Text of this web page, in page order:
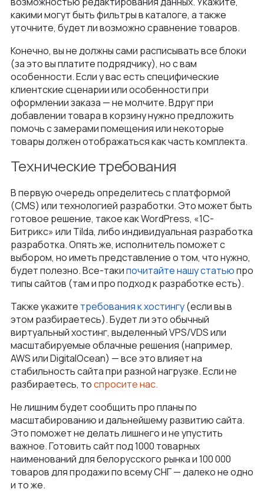
какими могут быть фильтры в каталоге, а также
уточните, будет ли возможно сравнение товаров.
Конечно, вы не должны сами расписывать все блоки
(за это вы платите подрядчику), но с вам
особенности. Если у вас есть специфические
клиентские сценарии или особенности при
оформлении заказа — не молчите. Вдруг при
добавлении товара в корзину нужно предложить
помочь с замерами помещения или некоторые
товары должен отображаться как часть комплекта.
Технические требования
В первую очередь определитесь с платформой
(CMS) или технологией разработки. Это может быть
готовое решение, такое как WordPress, «1С-
Битрикс» или Tilda, либо индивидуальная разработка
разработка. Опять же, исполнитель поможет с
выбором, но иметь представление о том, что нужно,
будет полезно. Все-такипочитайте нашу статьюпро
типы сайтов (там и про подход к разработке есть).
Также укажите требования к хостингу(если вы в
этом разбираетесь). Будет ли это обычный
виртуальный хостинг, выделенный VPS/VDS или
масштабируемые облачные решения (например,
AWS или DigitalOcean) — все это влияет на
стабильность сайта при разной нагрузке. Если не
разбираетесь, тоспросите нас.
Не лишним будет сообщить про планы по
масштабированию и дальнейшему развитию сайта.
Это поможет не делать лишнего и не упустить
важное. Готовить сайт под 1000 товарных
наименований для белорусского рынка и 100 000
товаров для продажи по всему СНГ — далеко не одно
и то же.